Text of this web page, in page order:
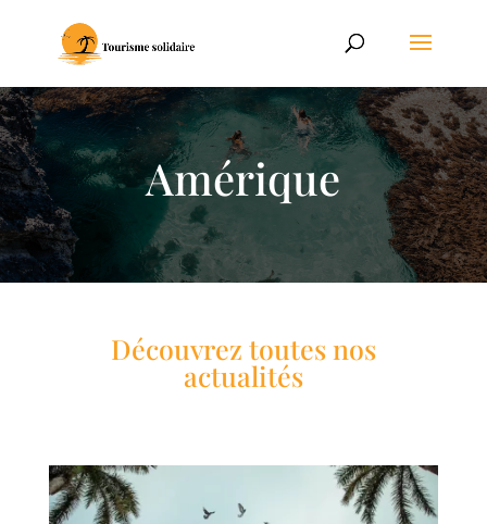
Amérique
Découvrez toutes nos
actualités